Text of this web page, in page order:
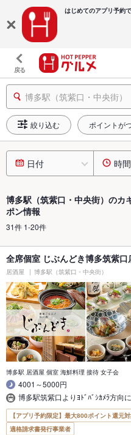
はじめてのアプリ予約
戻る
博多駅（筑紫口・中央街
絞り込む ポイントが
日付 時間
博多駅（筑紫口・中央街）のカ
ポン情報
31件 1-20件
全席個室 じぶんどき博多筑紫口
居酒屋 博多駅（筑紫口・中央街）
博多駅 居酒屋 個室 海鮮料理 接待 女子会
4001～5000円
博多駅筑紫口よりﾖﾄﾞﾊﾞｼｶﾒﾗ方向
【アプリ予約限定】最大800ポイント還元
適格請求書発行事業者